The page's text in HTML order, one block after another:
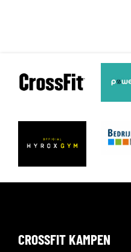
CROSSFIT KAMPEN